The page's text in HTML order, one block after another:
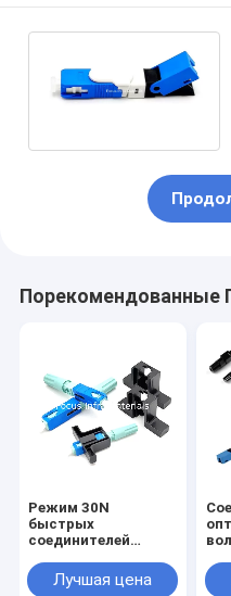
Порекомендованные
Режим 30N
быстрых
соединителей
волокна SC UPC
58MM FTTH
Лучшая цена